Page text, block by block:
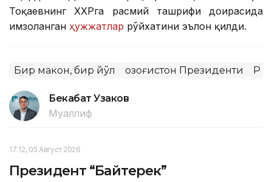
Тоқаевнинг ХХРга расмий ташрифи доирасида
имзоланган ҳужжатлар рўйхатини эълон қилди.
Бир макон, бир йўл Қозоғистон Президенти ҚР
Бекабат Узаков
Муаллиф
17:12, 05 Август 2026
Президент “Байтерек”